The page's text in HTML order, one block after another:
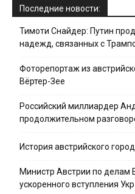
Последние новости:
Тимоти Снайдер: Путин
надежд, связанных с
Фоторепортаж из
Вёртер-Зее
Российский миллиардер
продолжительном
История австрийского
Министр Австрии по делам
ускоренного вступления